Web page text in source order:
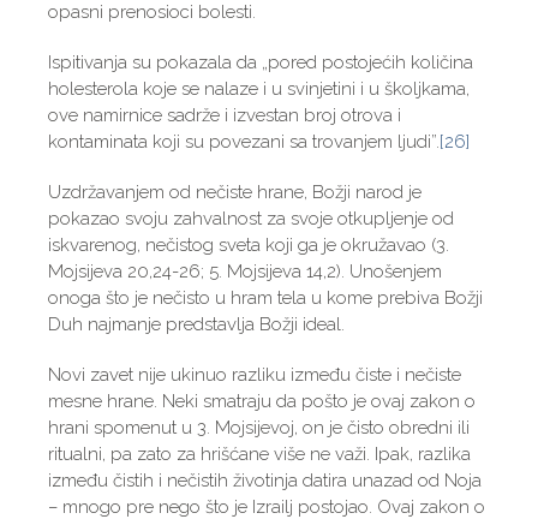
opasni prenosioci bolesti.
Ispitivanja su pokazala da „pored postojećih količina
holesterola koje se nalaze i u svinjetini i u školjkama,
ove namirnice sadrže i izvestan broj otrova i
kontaminata koji su povezani sa trovanjem ljudi”.[26]
Uzdržavanjem od nečiste hrane, Božji narod je
pokazao svoju zahvalnost za svoje otkupljenje od
iskvarenog, nečistog sveta koji ga je okružavao (3.
Mojsijeva 20,24-26; 5. Mojsijeva 14,2). Unošenjem
onoga što je nečisto u hram tela u kome prebiva Božji
Duh najmanje predstavlja Božji ideal.
Novi zavet nije ukinuo razliku između čiste i nečiste
mesne hrane. Neki smatraju da pošto je ovaj zakon o
hrani spomenut u 3. Mojsijevoj, on je čisto obredni ili
ritualni, pa zato za hrišćane više ne važi. Ipak, razlika
između čistih i nečistih životinja datira unazad od Noja
– mnogo pre nego što je Izrailj postojao. Ovaj zakon o